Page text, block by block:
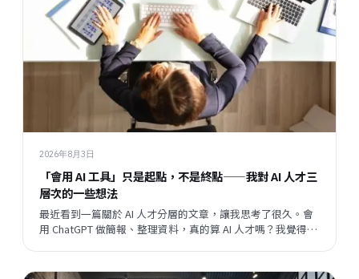
2026年8月3日
「會用 AI 工具」只是起點，不是終點——我對 AI 人才三
層次的一些想法
最近看到一篇關於 AI 人才分層的文章，讓我思考了很久。會
用 ChatGPT 做簡報、整理資料，真的算 AI 人才嗎？我覺得這